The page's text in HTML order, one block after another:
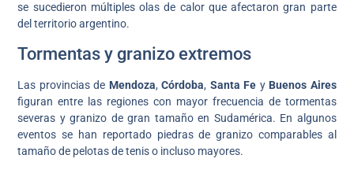
se sucedieron múltiples olas de calor que afectaron gran parte
del territorio argentino.
Tormentas y granizo extremos
Las provincias de Mendoza,Córdoba, Santa Fe y Buenos Aires
figuran entre las regiones con mayor frecuencia de tormentas
severas y granizo de gran tamaño en Sudamérica. En algunos
eventos se han reportado piedras de granizo comparables al
tamaño de pelotas de tenis o incluso mayores.